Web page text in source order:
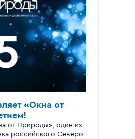
«Окна от
от Природы», один из
российского Северо-